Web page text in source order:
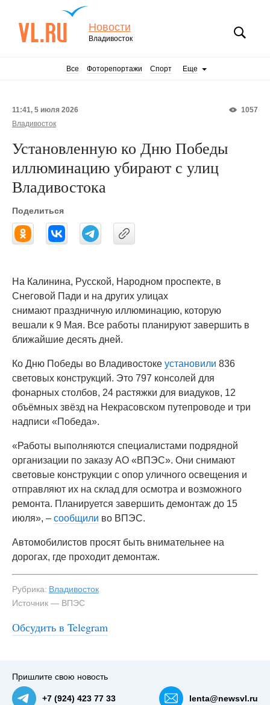
Новости
Владивосток
Все Фоторепортажи Спорт Еще
1057
11:41, 5 июля 2026
Владивосток
Установленную ко Дню Победы
иллюминацию убирают с улиц
Владивостока
Поделиться
На Калинина, Русской, Народном проспекте, в
Снеговой Пади и на других улицах
снимают праздничную иллюминацию, которую
вешали к 9 Мая. Все работы планируют завершить в
ближайшие десять дней.
Ко Дню Победы во Владивостоке установили 836
световых конструкций. Это 797 консолей для
фонарных столбов, 24 растяжки для виадуков, 12
объёмных звёзд на Некрасовском путепроводе и три
надписи «Победа».
«Работы выполняются специалистами подрядной
организации по заказу АО «ВПЭС». Они снимают
световые конструкции с опор уличного освещения и
отправляют их на склад для осмотра и возможного
ремонта. Планируется завершить демонтаж до 15
июля», – сообщили во ВПЭС.
Автомобилистов просят быть внимательнее на
дорогах, где проходит демонтаж.
Рубрика: Владивосток
Источник — ВПЭС
Обсудить в Telegram
Пришлите свою новость
+7 (924) 423 77 33 lenta@newsvl.ru